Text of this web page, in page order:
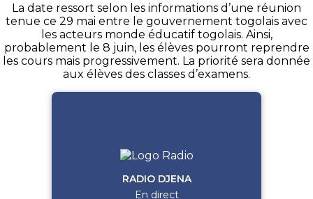
La date ressort selon les informations d’une réunion
tenue ce 29 mai entre le gouvernement togolais avec
les acteurs monde éducatif togolais. Ainsi,
probablement le 8 juin, les élèves pourront reprendre
les cours mais progressivement. La priorité sera donnée
aux élèves des classes d’examens.
RADIO DJENA
En direct